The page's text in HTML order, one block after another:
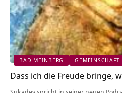
BAD MEINBERG GEMEINSCHAFT
Dass ich die Freude bringe,